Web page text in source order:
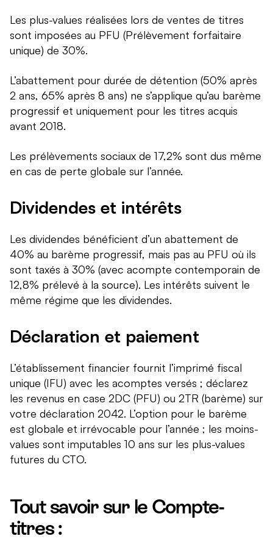
Les plus-values réalisées lors de ventes de titres
sont imposées au PFU (Prélèvement forfaitaire
unique) de 30%.
L’abattement pour durée de détention (50% après
2 ans, 65% après 8 ans) ne s’applique qu’au barème
progressif et uniquement pour les titres acquis
avant 2018.
Les prélèvements sociaux de 17,2% sont dus même
en cas de perte globale sur l’année.
Dividendes et intérêts
Les dividendes bénéficient d’un abattement de
40% au barème progressif, mais pas au PFU où ils
sont taxés à 30% (avec acompte contemporain de
12,8% prélevé à la source). Les intérêts suivent le
même régime que les dividendes.
Déclaration et paiement
L’établissement financier fournit l’imprimé fiscal
unique (IFU) avec les acomptes versés ; déclarez
les revenus en case 2DC (PFU) ou 2TR (barème) sur
votre déclaration 2042. L’option pour le barème
est globale et irrévocable pour l’année ; les moins-
values sont imputables 10 ans sur les plus-values
futures du CTO.
Tout savoir sur le Compte-
titres :